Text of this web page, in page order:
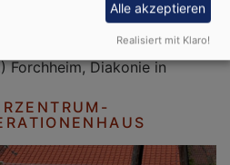
für pflegende Angehörige
Beratung im Hilfe- und
Forchheim, Diakonie in
Alle akzeptieren
Realisiert mit Klaro!